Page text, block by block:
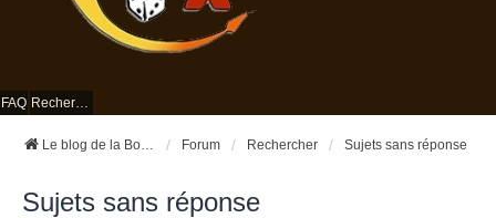
FAQ Rechercher
Le blog de la Boite à Chimère Forum Rechercher Sujets sans réponse
Sujets sans réponse